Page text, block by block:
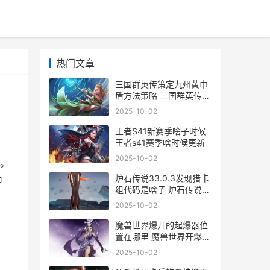
热门文章
三国群英传策定九州黄巾
盾方法策略 三国群英传策
定九洲什么时候开服的
2025-10-02
王者S41新赛季啥子时候
王者s41赛季啥时候更新
2025-10-02
炉石传说33.0.3发现猎卡
组代码是啥子 炉石传说
2021年5月13日更新
2025-10-02
魔兽世界爆开的起爆器位
置在哪里 魔兽世界开爆发
是什么意思
2025-10-02